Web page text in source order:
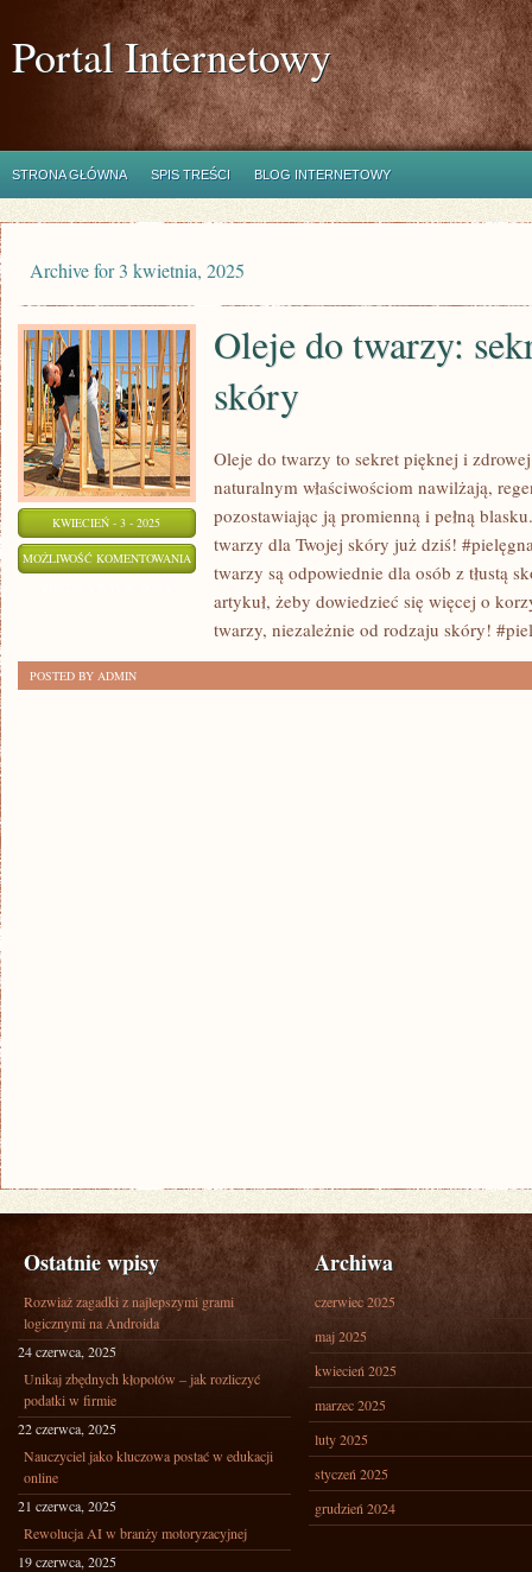
Portal Internetowy
STRONA GŁÓWNA SPIS TREŚCI BLOG INTERNETOWY
Archive for 3 kwietnia, 2025
KWIECIEŃ - 3 - 2025
MOŻLIWOŚĆ KOMENTOWANIA
TWARZY:
Oleje do twarzy:
skóry
Oleje do twarzy to sekret pięknej i
naturalnym właściwościom nawilżają,
pozostawiając ją promienną i pełną
twarzy dla Twojej skóry już dziś!
twarzy są odpowiednie dla osób z tłustą
artykuł, żeby dowiedzieć się więcej o
twarzy, niezależnie od rodzaju skóry!
POSTED BY ADMIN
Ostatnie wpisy
Rozwiaż zagadki z najlepszymi grami
logicznymi na Androida
24 czerwca, 2025
Unikaj zbędnych kłopotów – jak rozliczyć
podatki w firmie
22 czerwca, 2025
Nauczyciel jako kluczowa postać w edukacji
online
21 czerwca, 2025
Rewolucja AI w branży motoryzacyjnej
19 czerwca, 2025
Archiwa
czerwiec 2025
maj 2025
kwiecień 2025
marzec 2025
luty 2025
styczeń 2025
grudzień 2024